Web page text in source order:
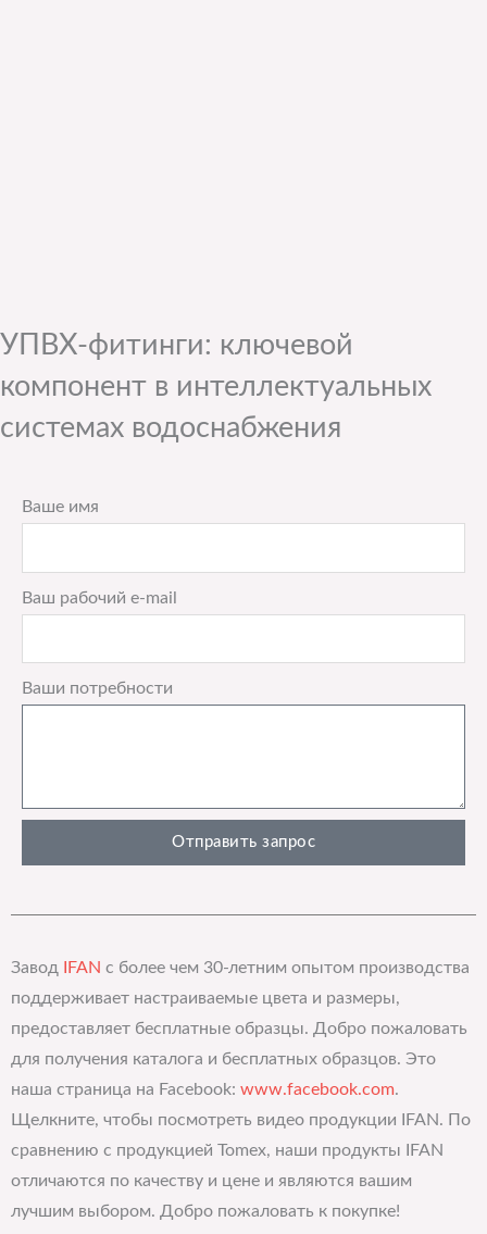
УПВХ-фитинги: ключевой
компонент в интеллектуальных
системах водоснабжения
Ваше имя
Ваш рабочий e-mail
Ваши потребности
Отправить запрос
Завод IFAN с более чем 30-летним опытом производства
поддерживает настраиваемые цвета и размеры,
предоставляет бесплатные образцы. Добро пожаловать
для получения каталога и бесплатных образцов. Это
наша страница на Facebook: www.facebook.com.
Щелкните, чтобы посмотреть видео продукции IFAN. По
сравнению с продукцией Tomex, наши продукты IFAN
отличаются по качеству и цене и являются вашим
лучшим выбором. Добро пожаловать к покупке!